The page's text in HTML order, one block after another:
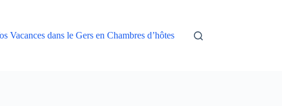
Vacances dans le Gers en Chambres d’hôtes